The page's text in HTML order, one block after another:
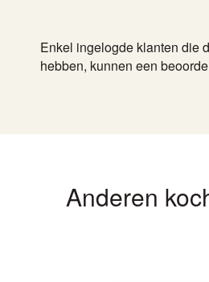
Enkel ingelogde klanten die
hebben, kunnen een
Anderen